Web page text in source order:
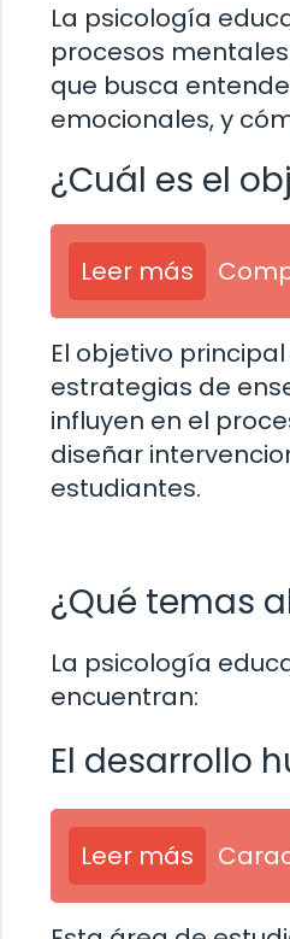
La psicología
procesos
que busca
emocionales, y
¿Cuál es el
Leer más
El objetivo
estrategias de
influyen en el
diseñar
estudiantes.
¿Qué temas
La psicología
encuentran:
El desarrollo
Leer más